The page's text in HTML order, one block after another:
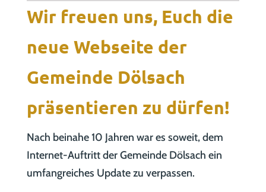
Wir freuen uns, Euch die
neue Webseite der
Gemeinde Dölsach
präsentieren zu dürfen!
Nach beinahe 10 Jahren war es soweit, dem
Internet-Auftritt der Gemeinde Dölsach ein
umfangreiches Update zu verpassen.